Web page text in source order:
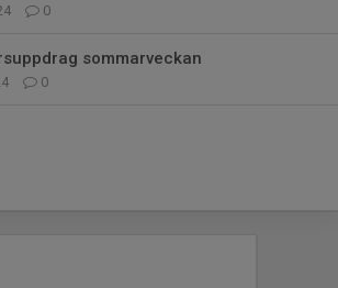
0
sommarveckan
0